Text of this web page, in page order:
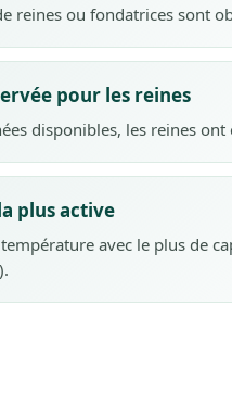
reines ou fondatrices sont
pour les reines
disponibles, les reines ont
plus active
avec le plus de